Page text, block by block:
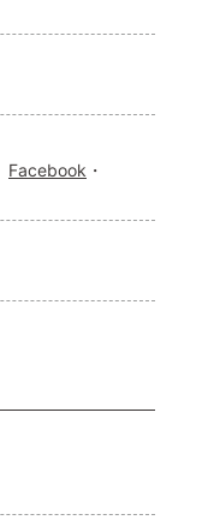
Facebook ・